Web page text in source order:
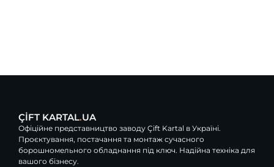
ÇİFT KARTAL.UA
Офіційне представництво заводу Çift Kartal в Україні.
Проєктування, постачання та монтаж сучасного
борошномельного обладнання під ключ. Надійна техніка для
вашого бізнесу.